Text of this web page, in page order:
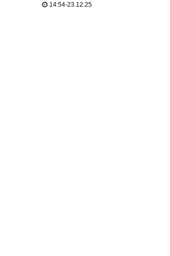
14:54-23.12.25